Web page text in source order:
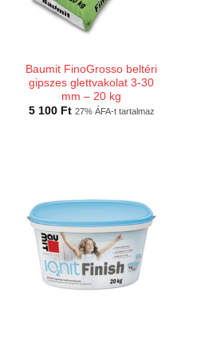
Baumit FinoGrosso beltéri
gipszes glettvakolat 3-30
mm – 20 kg
5 100 Ft 27% ÁFA-t tartalmaz